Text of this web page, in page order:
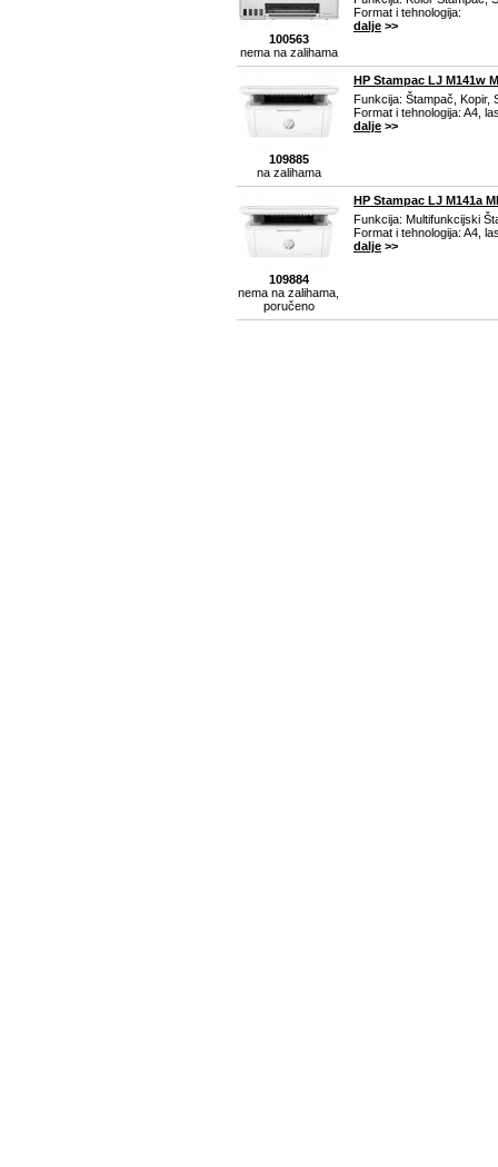
100563
nema na zalihama
Format i tehnologija:
dalje >>
109885
na zalihama
HP Stampac LJ M141w
Funkcija: Štampač, Kopir,
Format i tehnologija: A4,
dalje >>
109884
nema na zalihama,
poručeno
HP Stampac LJ M141a
Funkcija: Multifunkcijski
Format i tehnologija: A4,
dalje >>